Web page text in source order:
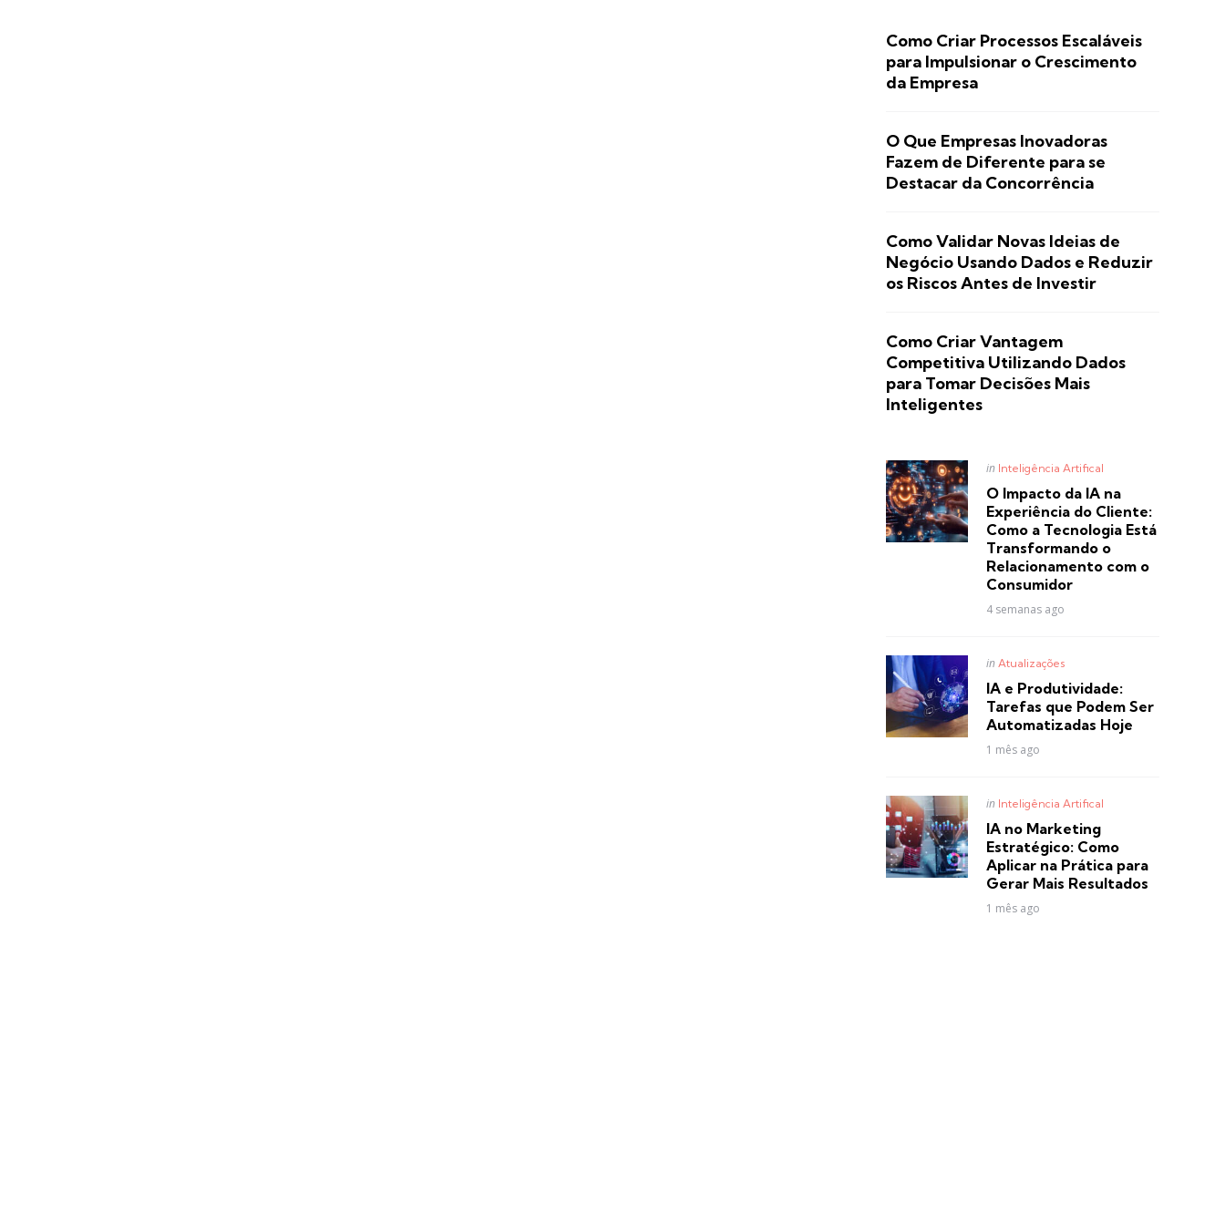
Como Criar Processos Escaláveis
para Impulsionar o Crescimento
da Empresa
O Que Empresas Inovadoras
Fazem de Diferente para se
Destacar da Concorrência
Como Validar Novas Ideias de
Negócio Usando Dados e Reduzir
os Riscos Antes de Investir
Como Criar Vantagem
Competitiva Utilizando Dados
para Tomar Decisões Mais
Inteligentes
Posted
in Inteligência Artifical
O Impacto da IA na
Experiência do Cliente:
Como a Tecnologia Está
Transformando o
Relacionamento com o
Consumidor
4 semanas ago
Posted
in Atualizações
IA e Produtividade:
Tarefas que Podem Ser
Automatizadas Hoje
1 mês ago
Posted
in Inteligência Artifical
IA no Marketing
Estratégico: Como
Aplicar na Prática para
Gerar Mais Resultados
1 mês ago